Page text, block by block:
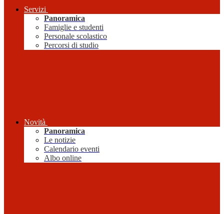
Servizi
Panoramica
Famiglie e studenti
Personale scolastico
Percorsi di studio
Novità
Panoramica
Le notizie
Calendario eventi
Albo online